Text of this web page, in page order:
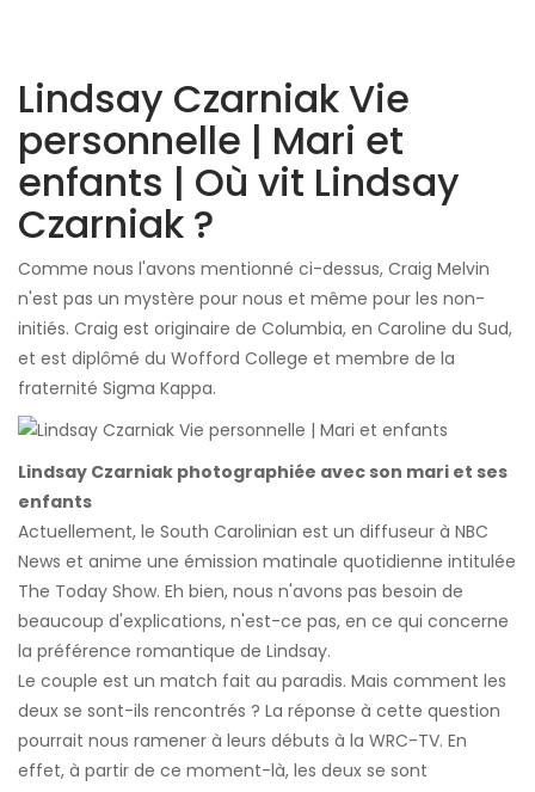
Lindsay Czarniak Vie
personnelle | Mari et
enfants | Où vit Lindsay
Czarniak ?
Comme nous l'avons mentionné ci-dessus, Craig Melvin
n'est pas un mystère pour nous et même pour les non-
initiés. Craig est originaire de Columbia, en Caroline du Sud,
et est diplômé du Wofford College et membre de la
fraternité Sigma Kappa.
Lindsay Czarniak photographiée avec son mari et ses
enfants
Actuellement, le South Carolinian est un diffuseur à NBC
News et anime une émission matinale quotidienne intitulée
The Today Show. Eh bien, nous n'avons pas besoin de
beaucoup d'explications, n'est-ce pas, en ce qui concerne
la préférence romantique de Lindsay.
Le couple est un match fait au paradis. Mais comment les
deux se sont-ils rencontrés ? La réponse à cette question
pourrait nous ramener à leurs débuts à la WRC-TV. En
effet, à partir de ce moment-là, les deux se sont